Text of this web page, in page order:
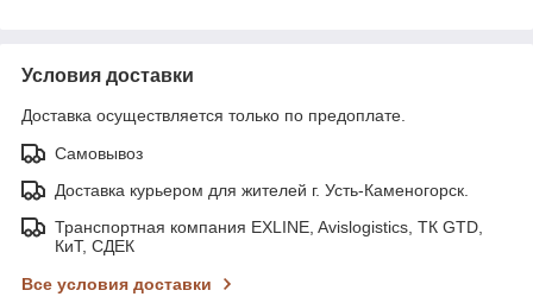
Условия доставки
Доставка осуществляется только по предоплате.
Самовывоз
Доставка курьером для жителей г. Усть-Каменогорск.
Транспортная компания EXLINE, Avislogistics, ТК GTD,
КиТ, СДЕК
Все условия доставки